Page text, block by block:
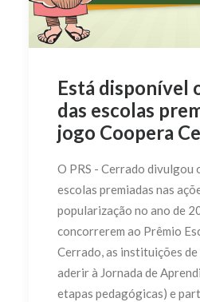
Está disponível
das escolas
jogo Coopera
O PRS - Cerrado divulgou
escolas premiadas nas
popularização no ano de
concorrerem ao Prêmio
Cerrado, as instituições
aderir à Jornada de
etapas pedagógicas) e